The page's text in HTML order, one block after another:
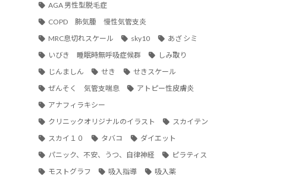
AGA 男性型脱毛症
COPD 肺気腫 慢性気管支炎
MRC息切れスケール
sky10
あざ シミ
いびき 睡眠時無呼吸症候群
しみ取り
じんましん
せき
せきスケール
ぜんそく 気管支喘息
アトピー性皮膚炎
アナフィラキシー
クリニックオリジナルのイラスト
スカイテン
スカイ１０
タバコ
ダイエット
パニック、不安、うつ、自律神経
ピラティス
モストグラフ
吸入指導
吸入薬